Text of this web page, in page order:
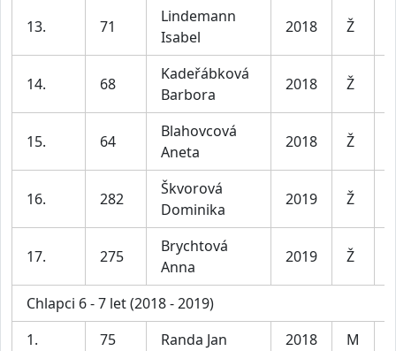
13. 71
Lindemann
Isabel
2018 Ž
14. 68
Kadeřábková
Barbora
2018 Ž
15. 64
Blahovcová
Aneta
2018 Ž
16. 282
Škvorová
Dominika
2019 Ž
17. 275
Brychtová
Anna
2019 Ž
Chlapci 6 - 7 let (2018 - 2019)
1.
75 Randa Jan 2018 M